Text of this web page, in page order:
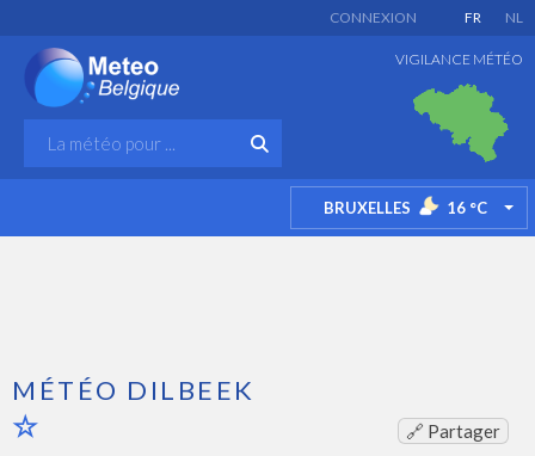
FR NL
CONNEXION
VIGILANCE MÉTÉO
BRUXELLES 16 °C
MÉTÉO DILBEEK
🔗 Partager